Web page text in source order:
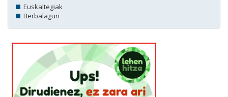
Euskaltegiak
Berbalagun